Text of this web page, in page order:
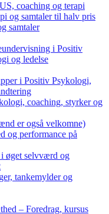
coaching og terapi
og samtaler til halv pris
samtaler
i Positiv
og ledelse
i Positiv Psykologi,
coaching, styrker og
er også velkomne)
og performance på
øget selvværd og
tankemylder og
– Foredrag, kursus